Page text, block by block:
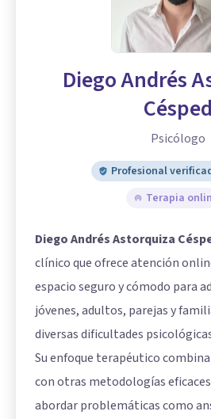
Diego Andrés
Césped
Psicólogo
Profesional
Terapia
Diego Andrés Astorquiza
clínico que ofrece atención
espacio seguro y cómodo para
jóvenes, adultos, parejas y
diversas dificultades
Su enfoque terapéutico
con otras metodologías
abordar problemáticas como